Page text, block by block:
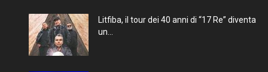
Litfiba, il tour dei 40 anni di “17 Re” diventa
un...